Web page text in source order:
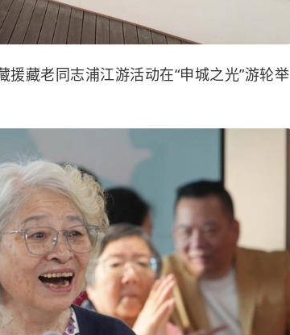
援藏老同志浦江游活动在“申城之光”游轮举